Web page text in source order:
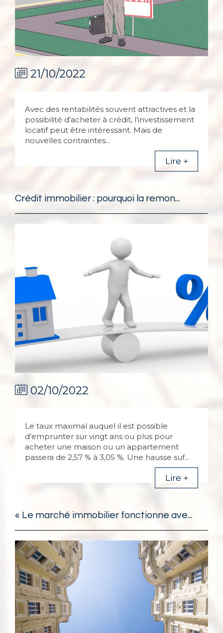
21/10/2022
Avec des rentabilités souvent attractives et la
possibilité d’acheter à crédit, l’investissement
locatif peut être intéressant. Mais de
nouvelles contraintes...
Lire +
Crédit immobilier : pourquoi la remon...
02/10/2022
Le taux maximal auquel il est possible
d’emprunter sur vingt ans ou plus pour
acheter une maison ou un appartement
passera de 2,57 % à 3,05 %. Une hausse suf...
Lire +
« Le marché immobilier fonctionne ave...